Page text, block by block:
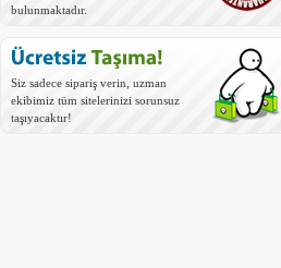
bulunmaktadır.
Siz sadece sipariş verin, uzman
ekibimiz tüm sitelerinizi sorunsuz
taşıyacaktır!